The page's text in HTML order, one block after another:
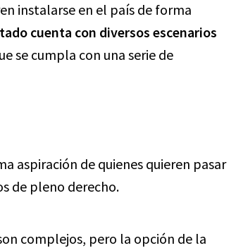
instalarse en el país de forma
cuenta con diversos escenarios
se cumpla con una serie de
aspiración de quienes quieren pasar
de pleno derecho.
complejos, pero la opción de la